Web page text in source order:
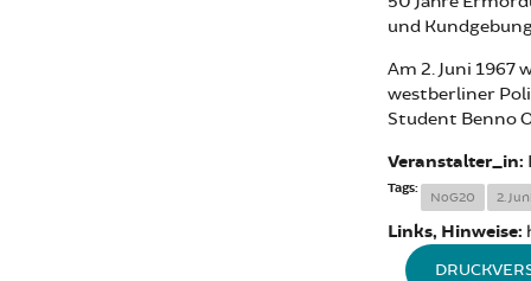
und
Am 2. Juni 1967
westberliner
Student Benno
Veranstalter_in:
Tags:
NoG20 2. Juni
Links, Hinweise: